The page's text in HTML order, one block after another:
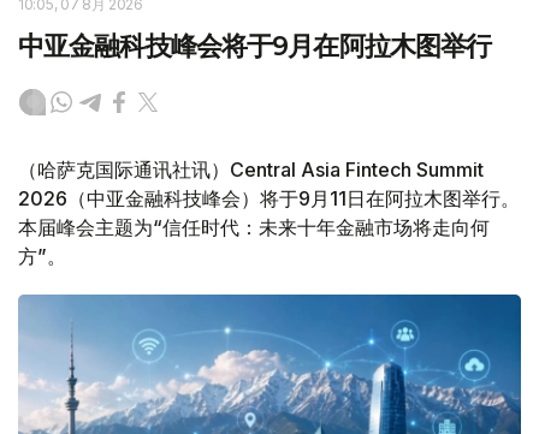
10:05, 07 8月 2026
中亚金融科技峰会将于9月在阿拉木图举行
（哈萨克国际通讯社讯）Central Asia Fintech Summit
2026（中亚金融科技峰会）将于9月11日在阿拉木图举行。
本届峰会主题为“信任时代：未来十年金融市场将走向何
方”。